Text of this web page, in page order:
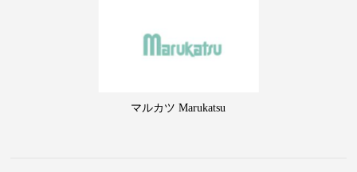
マルカツ Marukatsu